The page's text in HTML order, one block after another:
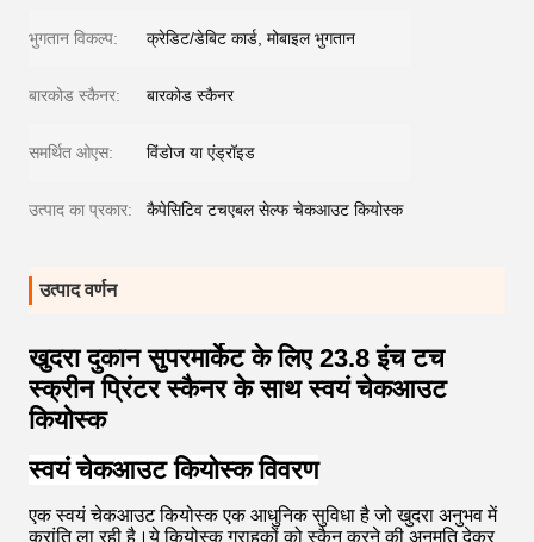
भुगतान विकल्प: क्रेडिट/डेबिट कार्ड, मोबाइल भुगतान
बारकोड स्कैनर: बारकोड स्कैनर
समर्थित ओएस: विंडोज या एंड्रॉइड
उत्पाद का प्रकार: कैपेसिटिव टचएबल सेल्फ चेकआउट कियोस्क
उत्पाद वर्णन
खुदरा दुकान सुपरमार्केट के लिए 23.8 इंच टच
स्क्रीन प्रिंटर स्कैनर के साथ स्वयं चेकआउट
कियोस्क
स्वयं चेकआउट कियोस्क विवरण
एक स्वयं चेकआउट कियोस्क एक आधुनिक सुविधा है जो खुदरा अनुभव में
क्रांति ला रही है।ये कियोस्क ग्राहकों को स्कैन करने की अनुमति देकर